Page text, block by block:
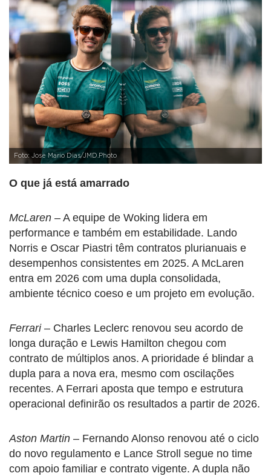
Foto: Jose Mario Dias/JMD.Photo
O que já está amarrado
McLaren – A equipe de Woking lidera em
performance e também em estabilidade. Lando
Norris e Oscar Piastri têm contratos plurianuais e
desempenhos consistentes em 2025. A McLaren
entra em 2026 com uma dupla consolidada,
ambiente técnico coeso e um projeto em evolução.
Ferrari– Charles Leclerc renovou seu acordo de
longa duração e Lewis Hamilton chegou com
contrato de múltiplos anos. A prioridade é blindar a
dupla para a nova era, mesmo com oscilações
recentes. A Ferrari aposta que tempo e estrutura
operacional definirão os resultados a partir de 2026.
Aston Martin – Fernando Alonso renovou até o ciclo
do novo regulamento e Lance Stroll segue no time
com apoio familiar e contrato vigente. A dupla não